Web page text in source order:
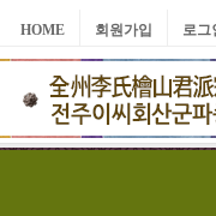
HOME 회원가입 로그